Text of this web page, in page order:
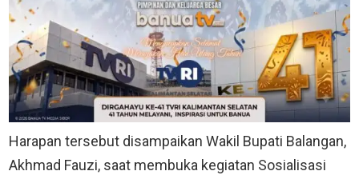
Harapan tersebut disampaikan Wakil Bupati Balangan,
Akhmad Fauzi, saat membuka kegiatan Sosialisasi